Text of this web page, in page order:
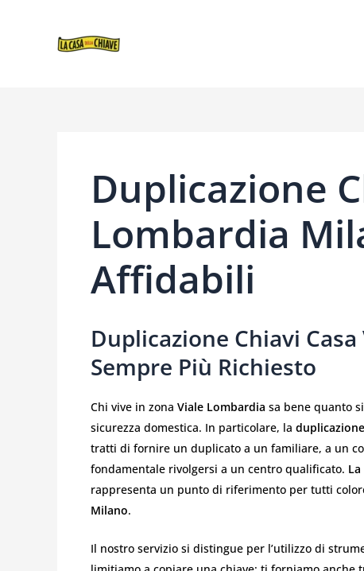
CONTENUTO
Duplicazione
Lombardia
Affidabili
Duplicazione Chiavi
Sempre Più Richiesto
Chi vive in zona Viale Lombardia sa bene quanto
sicurezza domestica. In particolare, la
tratti di fornire un duplicato a un familiare, a un
fondamentale rivolgersi a un centro qualificato.
rappresenta un punto di riferimento per tutti
Milano.
Il nostro servizio si distingue per l’utilizzo di